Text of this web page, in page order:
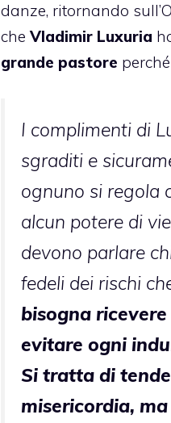
danze, ritornando
cheVladimir Luxuria
grande pastore
I complimenti di
sgraditi e
ognuno si regola
alcun potere di
devono parlare
fedeli dei rischi
bisogna
evitare ogni
Si tratta di
misericordia,